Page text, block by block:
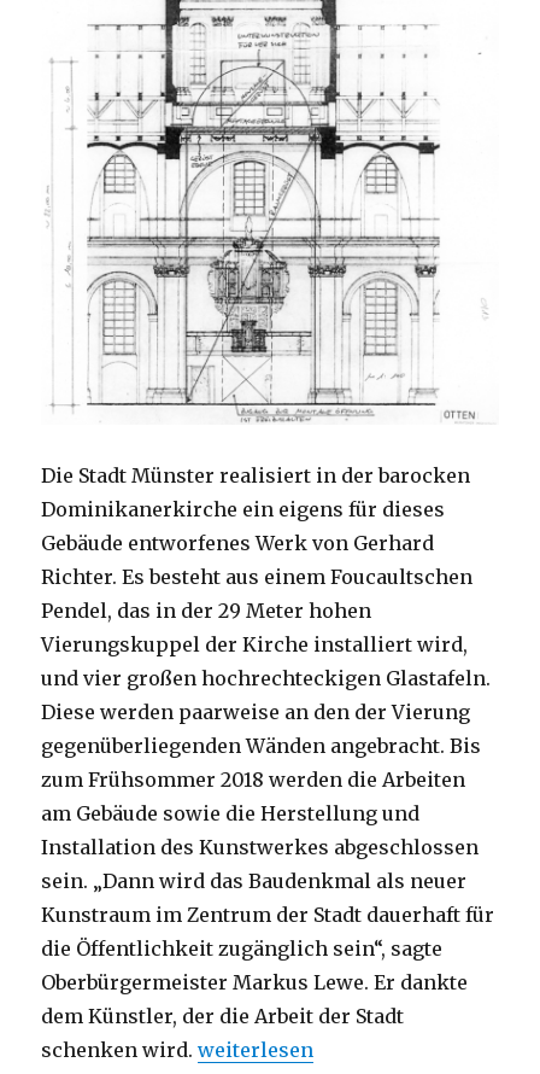
Die Stadt Münster realisiert in der barocken
Dominikanerkirche ein eigens für dieses
Gebäude entworfenes Werk von Gerhard
Richter. Es besteht aus einem Foucaultschen
Pendel, das in der 29 Meter hohen
Vierungskuppel der Kirche installiert wird,
und vier großen hochrechteckigen Glastafeln.
Diese werden paarweise an den der Vierung
gegenüberliegenden Wänden angebracht. Bis
zum Frühsommer 2018 werden die Arbeiten
am Gebäude sowie die Herstellung und
Installation des Kunstwerkes abgeschlossen
sein. „Dann wird das Baudenkmal als neuer
Kunstraum im Zentrum der Stadt dauerhaft für
die Öffentlichkeit zugänglich sein“, sagte
Oberbürgermeister Markus Lewe. Er dankte
dem Künstler, der die Arbeit der Stadt
schenken wird.„Foucaultsches Pendel von
weiterlesen